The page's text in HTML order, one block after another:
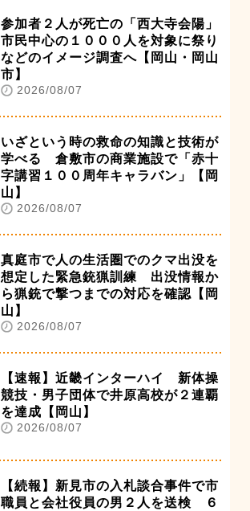
参加者２人が死亡の「西大寺会陽」
市民中心の１０００人を対象に祭り
などのイメージ調査へ【岡山・岡山
市】
2026/08/07
いざという時の救命の知識と技術が
学べる 倉敷市の商業施設で「赤十
字講習１００周年キャラバン」【岡
山】
2026/08/07
真庭市で人の生活圏でのクマ出没を
想定した緊急銃猟訓練 出没情報か
ら猟銃で撃つまでの対応を確認【岡
山】
2026/08/07
【速報】近畿インターハイ 新体操
競技・男子団体で井原高校が２連覇
を達成【岡山】
2026/08/07
【続報】新見市の入札談合事件で市
職員と会社役員の男２人を送検 ６